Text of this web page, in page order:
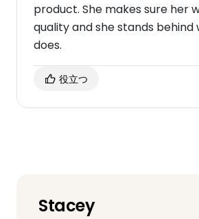
product. She makes sure her
quality and she stands behind
does.
役立つ
Stacey